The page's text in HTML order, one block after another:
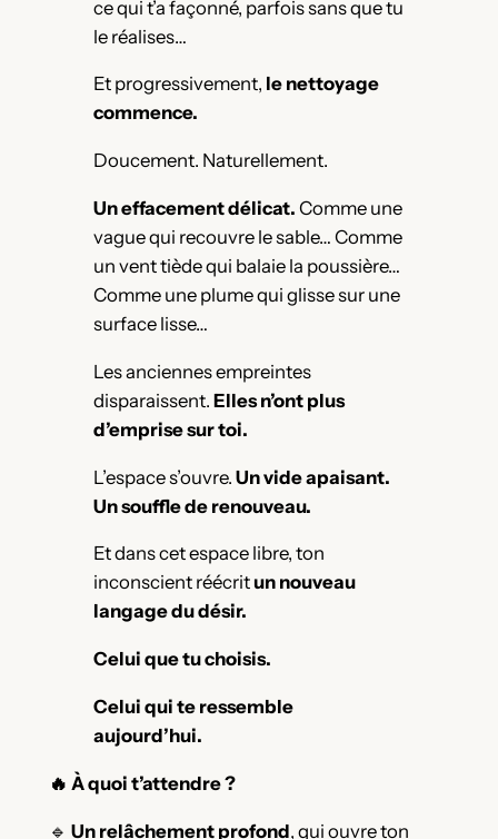
ce qui t’a façonné, parfois sans que tu
le réalises…
Et progressivement, le nettoyage
commence.
Doucement. Naturellement.
Un effacement délicat. Comme une
vague qui recouvre le sable… Comme
un vent tiède qui balaie la poussière…
Comme une plume qui glisse sur une
surface lisse…
Les anciennes empreintes
disparaissent. Elles n’ont plus
d’emprise sur toi.
L’espace s’ouvre. Un vide apaisant.
Un souffle de renouveau.
Et dans cet espace libre, ton
inconscient réécritun nouveau
langage du désir.
Celui que tu choisis.
Celui qui te ressemble
aujourd’hui.
🔥 À quoi t’attendre ?
🔹 Un relâchement profond, qui ouvre ton